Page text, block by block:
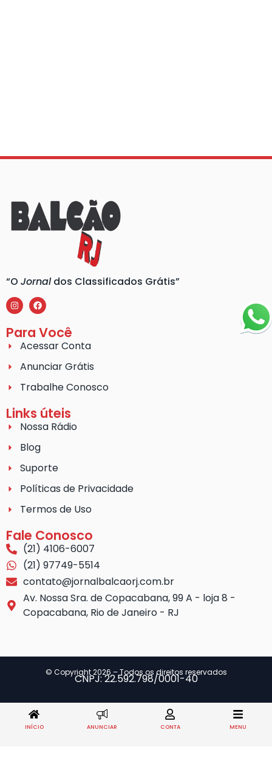
“O Jornaldos Classificados Grátis”
Para Você
Acessar Conta
Anunciar Grátis
Trabalhe Conosco
Links úteis
Nossa Rádio
Blog
Suporte
Políticas de Privacidade
Termos de Uso
Fale Conosco
(21) 4106-6007
(21) 97749-5514
contato@jornalbalcaorj.com.br
Av. Nossa Sra. de Copacabana, 99 A - loja 8 -
Copacabana, Rio de Janeiro - RJ
© Copyright 2026 – Todos os direitos reservados
CNPJ: 22.592.798/0001-40
INÍCIO ANUNCIAR CONTA MENU